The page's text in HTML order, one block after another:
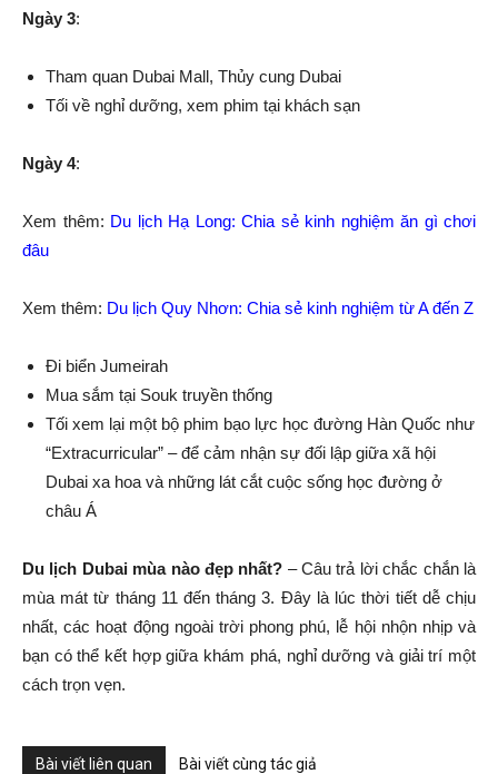
Ngày 3:
Tham quan Dubai Mall, Thủy cung Dubai
Tối về nghỉ dưỡng, xem phim tại khách sạn
Ngày 4:
Xem thêm: Du lịch Hạ Long: Chia sẻ kinh nghiệm ăn gì chơi
đâu
Xem thêm: Du lịch Quy Nhơn: Chia sẻ kinh nghiệm từ A đến Z
Đi biển Jumeirah
Mua sắm tại Souk truyền thống
Tối xem lại một bộ phim bạo lực học đường Hàn Quốc như
“Extracurricular” – để cảm nhận sự đối lập giữa xã hội
Dubai xa hoa và những lát cắt cuộc sống học đường ở
châu Á
Du lịch Dubai mùa nào đẹp nhất? – Câu trả lời chắc chắn là
mùa mát từ tháng 11 đến tháng 3. Đây là lúc thời tiết dễ chịu
nhất, các hoạt động ngoài trời phong phú, lễ hội nhộn nhịp và
bạn có thể kết hợp giữa khám phá, nghỉ dưỡng và giải trí một
cách trọn vẹn.
Bài viết liên quan Bài viết cùng tác giả